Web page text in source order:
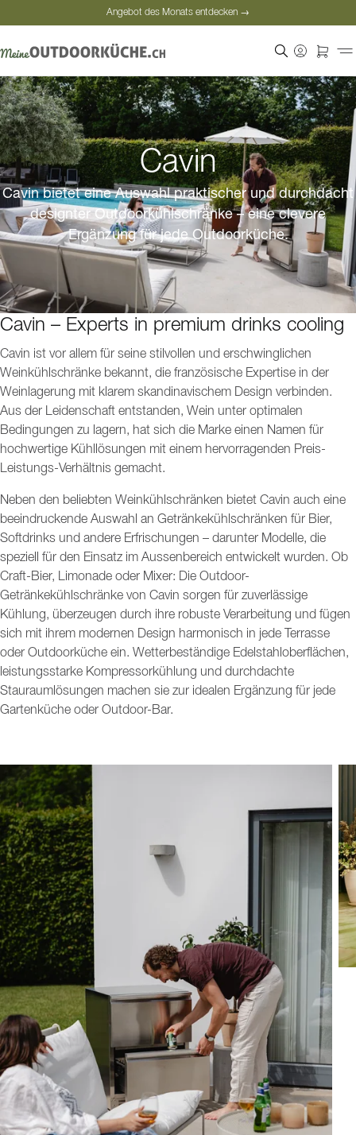
Angebot des Monats entdecken →
Angebot des Monats entdecken →
Cavin
Cavin bietet eine Auswahl praktischer und durchdacht
designter Outdoorkühlschränke – eine clevere
Ergänzung für jede Outdoorküche.
Cavin – Experts in premium drinks cooling
Cavin ist vor allem für seine stilvollen und erschwinglichen
Weinkühlschränke bekannt, die französische Expertise in der
Weinlagerung mit klarem skandinavischem Design verbinden.
Aus der Leidenschaft entstanden, Wein unter optimalen
Bedingungen zu lagern, hat sich die Marke einen Namen für
hochwertige Kühllösungen mit einem hervorragenden Preis-
Leistungs-Verhältnis gemacht.
Neben den beliebten Weinkühlschränken bietet Cavin auch eine
beeindruckende Auswahl an Getränkekühlschränken für Bier,
Softdrinks und andere Erfrischungen – darunter Modelle, die
speziell für den Einsatz im Aussenbereich entwickelt wurden. Ob
Craft-Bier, Limonade oder Mixer: Die Outdoor-
Getränkekühlschränke von Cavin sorgen für zuverlässige
Kühlung, überzeugen durch ihre robuste Verarbeitung und fügen
sich mit ihrem modernen Design harmonisch in jede Terrasse
oder Outdoorküche ein. Wetterbeständige Edelstahloberflächen,
leistungsstarke Kompressorkühlung und durchdachte
Stauraumlösungen machen sie zur idealen Ergänzung für jede
Gartenküche oder Outdoor-Bar.